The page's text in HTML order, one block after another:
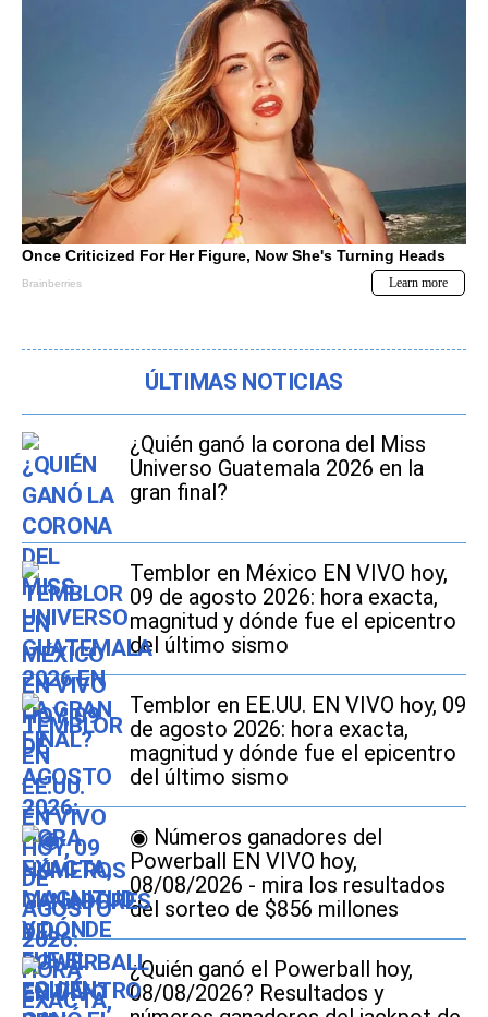
ÚLTIMAS NOTICIAS
¿Quién ganó la corona del Miss
Universo Guatemala 2026 en la
gran final?
Temblor en México EN VIVO hoy,
09 de agosto 2026: hora exacta,
magnitud y dónde fue el epicentro
del último sismo
Temblor en EE.UU. EN VIVO hoy, 09
de agosto 2026: hora exacta,
magnitud y dónde fue el epicentro
del último sismo
◉ Números ganadores del
Powerball EN VIVO hoy,
08/08/2026 - mira los resultados
del sorteo de $856 millones
¿Quién ganó el Powerball hoy,
08/08/2026? Resultados y